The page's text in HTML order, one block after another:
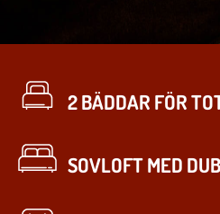
2 BÄDDAR FÖR
SOVLOFT MED